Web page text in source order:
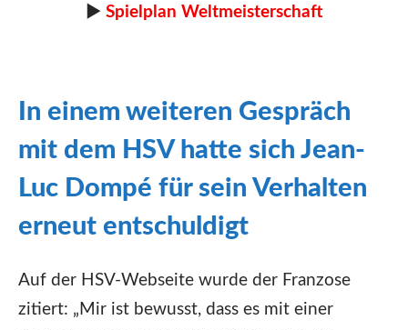
► Spielplan Weltmeisterschaft
In einem weiteren Gespräch
mit dem HSV hatte sich Jean-
Luc Dompé für sein Verhalten
erneut entschuldigt
Auf der HSV-Webseite wurde der Franzose
zitiert: „Mir ist bewusst, dass es mit einer